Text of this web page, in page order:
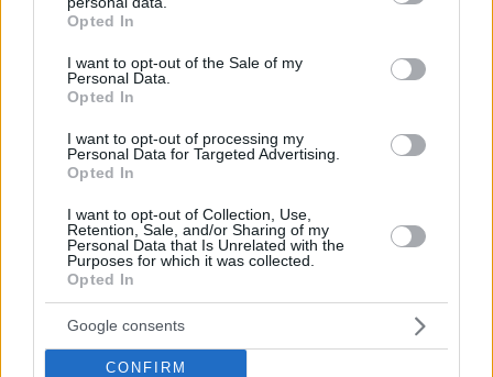
grant or deny consent to Google and its third-party tags to
use your data for below specified purposes in below Google
consent section.
Opted In
I want to opt-out of the Sale of my
Personal Data.
Opted In
I want to opt-out of processing my
Personal Data for Targeted Advertising.
Opted In
I want to opt-out of Collection, Use,
Retention, Sale, and/or Sharing of my
Personal Data that Is Unrelated with the
Purposes for which it was collected.
Opted In
Google consents
CONFIRM
Από μαθητής, φοιτητής σε άλλη πόλη!
H Kaizen Gaming στο Παγκόσμιο Kύπελλο: Μία
διοργάνωση, δώδεκα πόλεις, χιλιάδες κοινές στιγμές
05.08.2026, 08:38
ρομποτικής στην Ελλάδα
04.08.2026, 11:20
ΡΟΗ ΕΙΔΗΣΕΩΝ
Ειδήσεις Δημοφιλή Σχολιασμένα